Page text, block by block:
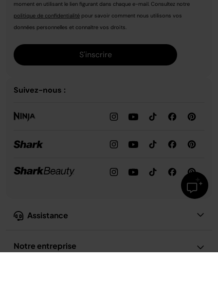
Assistance
Notre entreprise
moment en utilisant le lien figurant dans chaque e-mail. Consultez notre
politique de confidentialité pour savoir comment nous utilisons vos
données personnelles et connaître vos droits.
S'inscrire
Suivez-nous :